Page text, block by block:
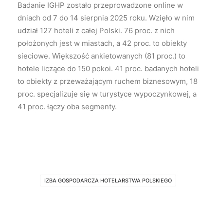
Badanie IGHP zostało przeprowadzone online w
dniach od 7 do 14 sierpnia 2025 roku. Wzięło w nim
udział 127 hoteli z całej Polski. 76 proc. z nich
położonych jest w miastach, a 42 proc. to obiekty
sieciowe. Większość ankietowanych (81 proc.) to
hotele liczące do 150 pokoi. 41 proc. badanych hoteli
to obiekty z przeważającym ruchem biznesowym, 18
proc. specjalizuje się w turystyce wypoczynkowej, a
41 proc. łączy oba segmenty.
IZBA GOSPODARCZA HOTELARSTWA POLSKIEGO